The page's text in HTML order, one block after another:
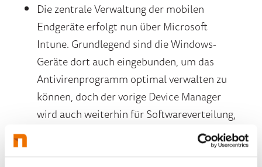
Die zentrale Verwaltung der mobilen
Endgeräte erfolgt nun über Microsoft
Intune. Grundlegend sind die Windows-
Geräte dort auch eingebunden, um das
Antivirenprogramm optimal verwalten zu
können, doch der vorige Device Manager
wird auch weiterhin für Softwareverteilung,
Patch-Management und Geräteverwaltung